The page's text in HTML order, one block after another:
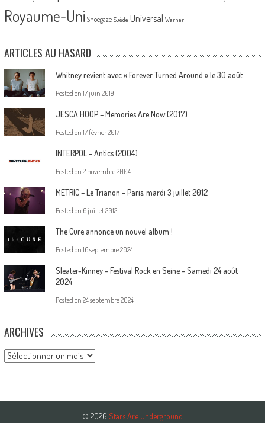
Royaume-Uni Shoegaze Suède Universal Warner
ARTICLES AU HASARD
Whitney revient avec « Forever Turned Around » le 30 août
Posted on 17 juin 2019
JESCA HOOP – Memories Are Now (2017)
Posted on 17 février 2017
INTERPOL – Antics (2004)
Posted on 2 novembre 2004
METRIC – Le Trianon – Paris, mardi 3 juillet 2012
Posted on 6 juillet 2012
The Cure annonce un nouvel album !
Posted on 16 septembre 2024
Sleater-Kinney – Festival Rock en Seine – Samedi 24 août
2024
Posted on 24 septembre 2024
ARCHIVES
Archives
© 2026 Stars Are Underground